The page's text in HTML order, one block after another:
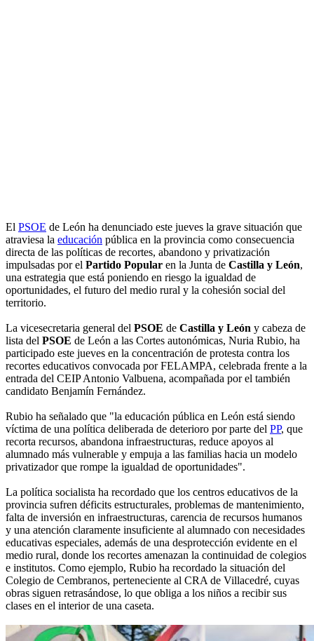
El PSOE de León ha denunciado este jueves la grave situación que
atraviesa la educación pública en la provincia como consecuencia
directa de las políticas de recortes, abandono y privatización
impulsadas por el Partido Popular en la Junta de Castilla y León,
una estrategia que está poniendo en riesgo la igualdad de
oportunidades, el futuro del medio rural y la cohesión social del
territorio.
La vicesecretaria general del PSOE de Castilla y León y cabeza de
lista del PSOE de León a las Cortes autonómicas, Nuria Rubio, ha
participado este jueves en la concentración de protesta contra los
recortes educativos convocada por FELAMPA, celebrada frente a la
entrada del CEIP Antonio Valbuena, acompañada por el también
candidato Benjamín Fernández.
Rubio ha señalado que "la educación pública en León está siendo
víctima de una política deliberada de deterioro por parte del PP, que
recorta recursos, abandona infraestructuras, reduce apoyos al
alumnado más vulnerable y empuja a las familias hacia un modelo
privatizador que rompe la igualdad de oportunidades".
La política socialista ha recordado que los centros educativos de la
provincia sufren déficits estructurales, problemas de mantenimiento,
falta de inversión en infraestructuras, carencia de recursos humanos
y una atención claramente insuficiente al alumnado con necesidades
educativas especiales, además de una desprotección evidente en el
medio rural, donde los recortes amenazan la continuidad de colegios
e institutos. Como ejemplo, Rubio ha recordado la situación del
Colegio de Cembranos, perteneciente al CRA de Villacedré, cuyas
obras siguen retrasándose, lo que obliga a los niños a recibir sus
clases en el interior de una caseta.